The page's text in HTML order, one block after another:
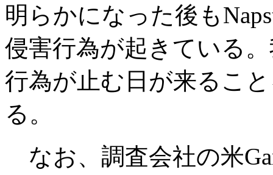
明らかになった後も
侵害行為が起きている
行為が止む日が来るこ
る。
なお、調査会社の米